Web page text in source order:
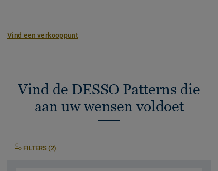
Vind een verkooppunt
Vind de DESSO Patterns die
aan uw wensen voldoet
FILTERS (2)